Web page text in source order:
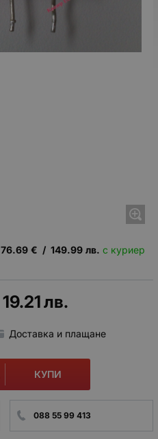
76.69 € / 149.99 лв. с куриер
19.21лв.
Доставка и плащане
КУПИ
088 55 99 413